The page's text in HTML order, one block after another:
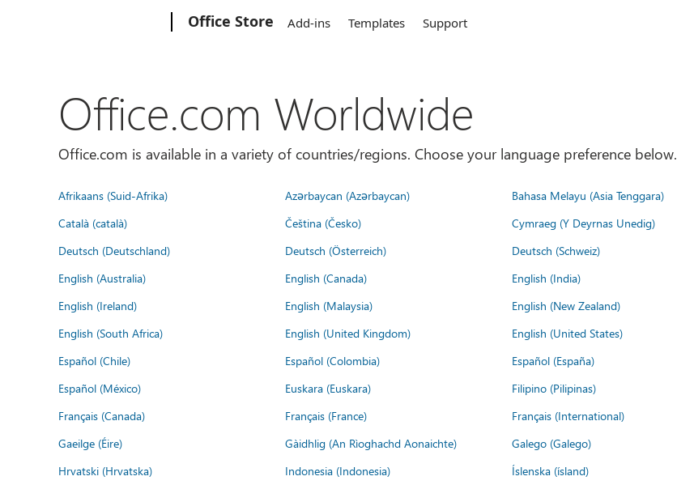
Office Store Add-ins Templates Support
Office.com Worldwide
Office.com is available in a variety of countries/regions. Choose your language preference below.
Afrikaans (Suid-Afrika) Azərbaycan (Azərbaycan) Bahasa Melayu (Asia Tenggara)
Català (català)
Čeština (Česko) Cymraeg (Y Deyrnas Unedig)
Deutsch (Deutschland)
Deutsch (Österreich) Deutsch (Schweiz)
English (Australia)
English (Canada) English (India)
English (Ireland)
English (Malaysia) English (New Zealand)
English (South Africa)
English (United Kingdom) English (United States)
Español (Chile)
Español (Colombia) Español (España)
Español (México)
Euskara (Euskara) Filipino (Pilipinas)
Français (Canada)
Français (France) Français (International)
Gaeilge (Éire)
Gàidhlig (An Rìoghachd Aonaichte) Galego (Galego)
Hrvatski (Hrvatska)
Indonesia (Indonesia) Íslenska (ísland)